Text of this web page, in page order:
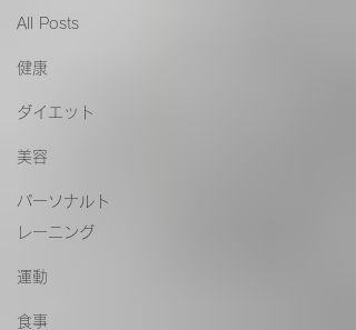
All Posts
健康
ダイエット
美容
パーソナルト
レーニング
運動
食事